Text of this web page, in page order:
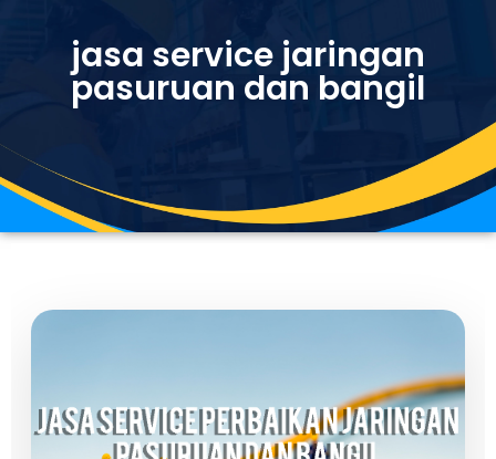
jasa service jaringan
pasuruan dan bangil